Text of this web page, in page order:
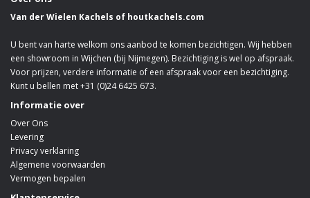
Van der Wielen Kachels of houtkachels.com
U bent van harte welkom ons aanbod te komen bezichtigen. Wij hebben
een showroom in Wijchen (bij Nijmegen). Bezichtiging is wel op afspraak.
Voor prijzen, verdere informatie of een afspraak voor een bezichtiging.
Kunt u bellen met +31 (0)24 6425 673.
Informatie over
Over Ons
Levering
Privacy verklaring
Algemene voorwaarden
Vermogen bepalen